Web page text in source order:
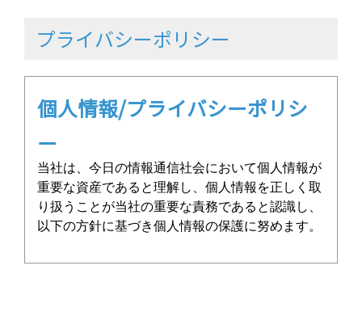
プライバシーポリシー
個人情報/プライバシーポリシ
ー
当社は、今日の情報通信社会において個人情報が
重要な資産であると理解し、個人情報を正しく取
り扱うことが当社の重要な責務であると認識し、
以下の方針に基づき個人情報の保護に努めます。